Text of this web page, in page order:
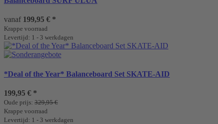
vanaf 199,95 € *
Krappe voorraad
Levertijd: 1 - 3 werkdagen
*Deal of the Year* Balanceboard Set SKATE-AID
199,95 € *
Oude prijs: 329,95 €
Krappe voorraad
Levertijd: 1 - 3 werkdagen